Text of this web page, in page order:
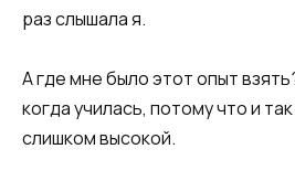
раз слышала я.​
​А где мне было этот опыт
когда училась, потому что и
слишком высокой.​